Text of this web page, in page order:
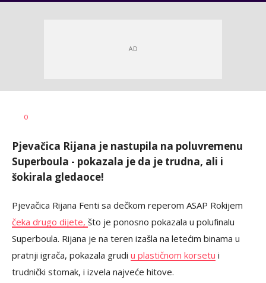
AUTOR
0
Pjevačica Rijana je nastupila na poluvremenu
Superboula - pokazala je da je trudna, ali i
šokirala gledaoce!
Pjevačica Rijana Fenti sa dečkom reperom ASAP Rokijem
čeka drugo dijete, što je ponosno pokazala u polufinalu
Superboula. Rijana je na teren izašla na letećim binama u
pratnji igrača, pokazala grudi u plastičnom korsetu i
trudnički stomak, i izvela najveće hitove.